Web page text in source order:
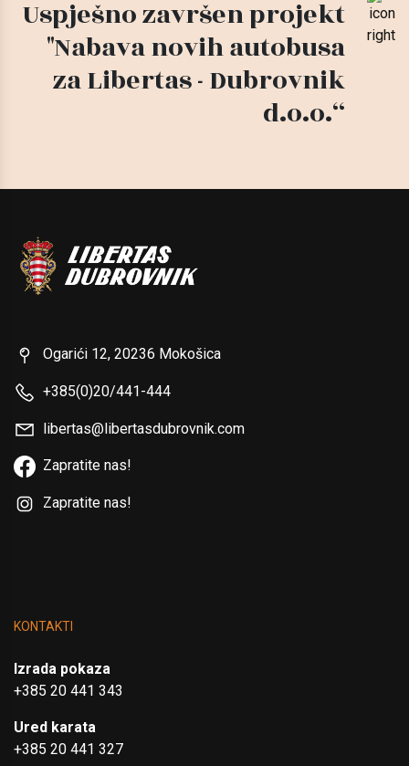
Uspješno završen projekt
"Nabava novih autobusa
za Libertas - Dubrovnik
d.o.o.“
Ogarići 12, 20236 Mokošica
+385(0)20/441-444
libertas@libertasdubrovnik.com
Zapratite nas!
Zapratite nas!
KONTAKTI
Izrada pokaza
+385 20 441 343
Ured karata
+385 20 441 327